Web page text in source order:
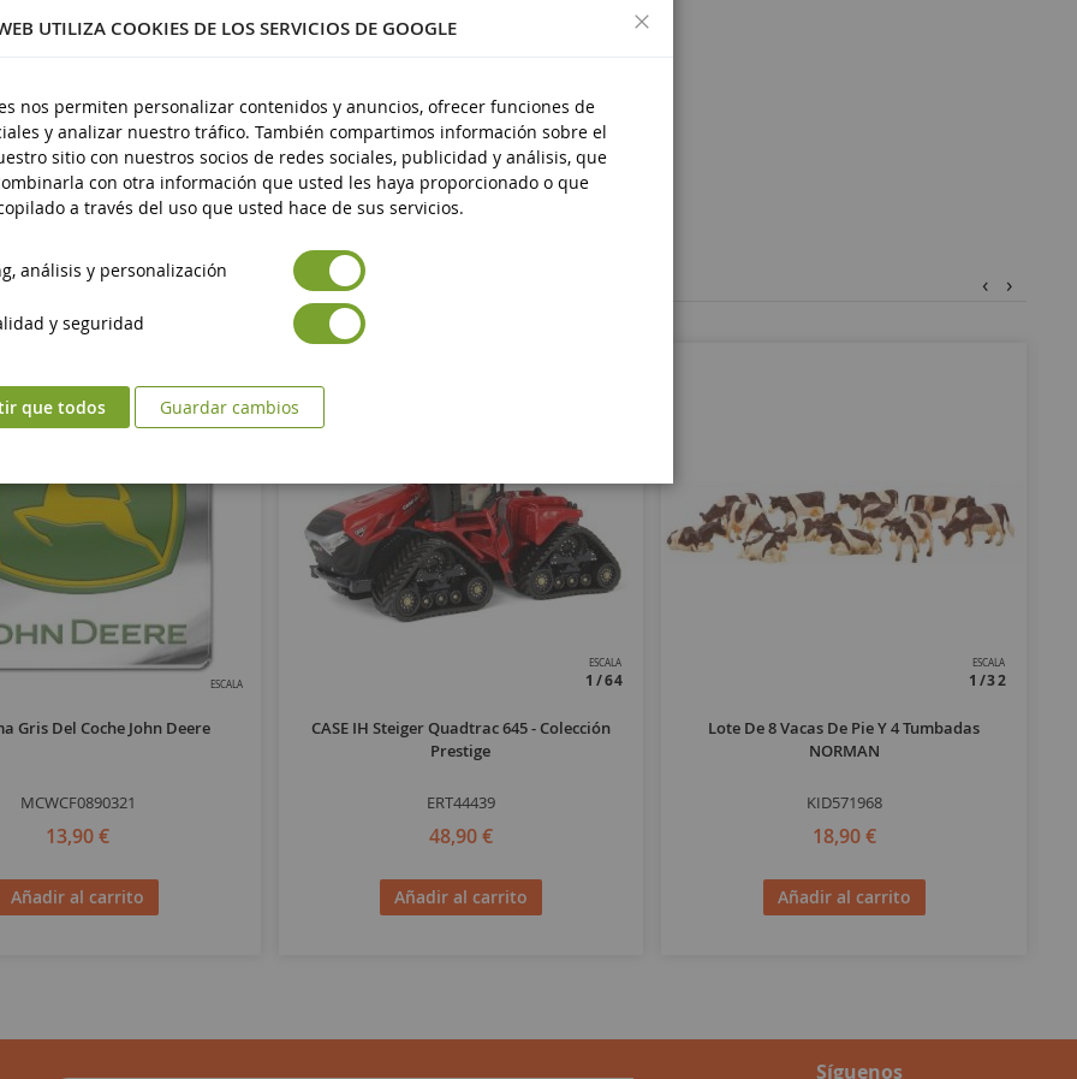
ESCALA
Gris Del Coche John Deere
MCWCF0890321
13,90 €
Añadir al carrito
ESCALA
1/64
CASE IH Steiger Quadtrac 645 - Colección
Prestige
ERT44439
48,90 €
Añadir al carrito
ESCALA
1/32
Lote De 8 Vacas De Pie Y 4 Tumbadas
NORMAN
KID571968
18,90 €
Añadir al carrito
‹ ›
Síguenos
UTILIZA COOKIES DE LOS SERVICIOS DE GOOGLE
nos permiten personalizar contenidos y anuncios, ofrecer funciones de
y analizar nuestro tráfico. También compartimos información sobre el
sitio con nuestros socios de redes sociales, publicidad y análisis, que
con otra información que usted les haya proporcionado o que
a través del uso que usted hace de sus servicios.
análisis y personalización
y seguridad
que todos Guardar cambios